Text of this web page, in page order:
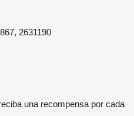
2631190
una recompensa por cada